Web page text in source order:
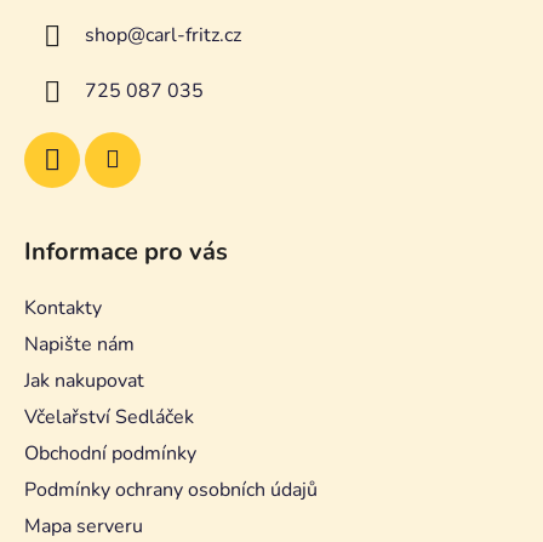
shop@carl-fritz.cz
725 087 035
Informace pro vás
Kontakty
Napište nám
Jak nakupovat
Včelařství Sedláček
Obchodní podmínky
Podmínky ochrany osobních údajů
Mapa serveru